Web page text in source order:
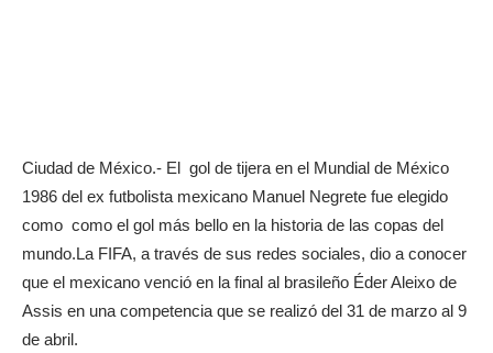
Ciudad de México.- El gol de tijera en el Mundial de México
1986 del ex futbolista mexicano Manuel Negrete fue elegido
como como el gol más bello en la historia de las copas del
mundo.La FIFA, a través de sus redes sociales, dio a conocer
que el mexicano venció en la final al brasileño Éder Aleixo de
Assis en una competencia que se realizó del 31 de marzo al 9
de abril.